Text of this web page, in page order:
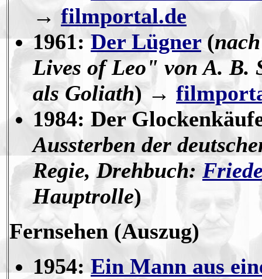
→filmportal.de
1961:Der Lügner(
Lives of Leo" von A.
als Goliath) →
1984: Der
Aussterben der
Regie, Drehbuch:
Hauptrolle)
Fernsehen (Auszug)
1954:Ein Mann aus